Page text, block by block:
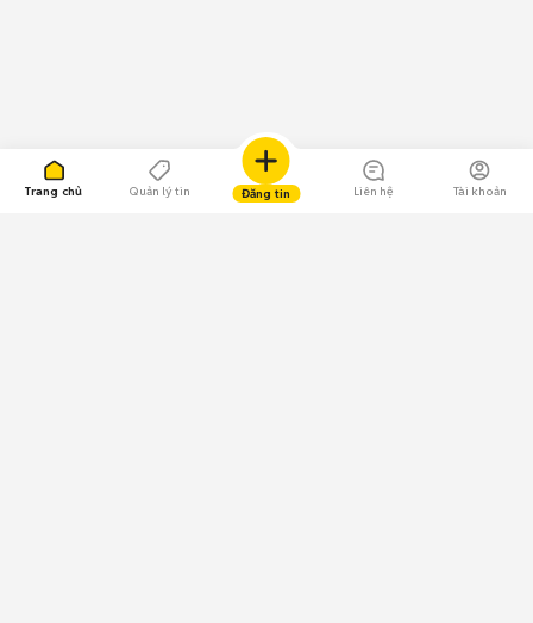
Trang chủ Quản lý tin Đăng tin Liên hệ Tài khoản